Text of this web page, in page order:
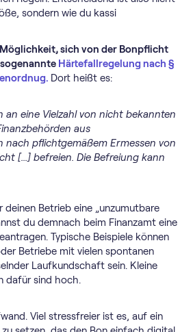
sondern wie du kassi
sich von der Bonpflicht
Härtefallregelung nach §
Dort heißt es:
an eine Vielzahl von nicht bekannten
aus
pflichtgemäßem Ermessen von
[...] befreien. Die Befreiung kann
Betrieb eine „unzumutbare
du demnach beim Finanzamt eine
Typische Beispiele können
Betriebe mit vielen spontanen
Laufkundschaft sein. Kleine
dafür sind hoch.
Viel stressfreier ist es, auf ein